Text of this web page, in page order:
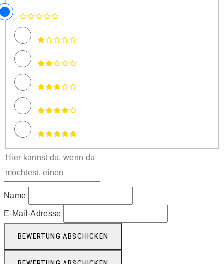
Name
E-Mail-Adresse
BEWERTUNG ABSCHICKEN